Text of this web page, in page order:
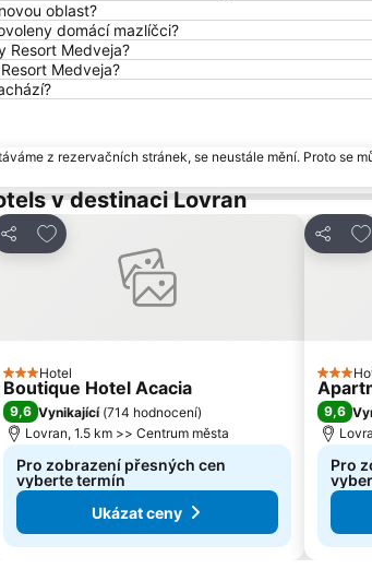
oblast?
domácí mazlíčci?
Resort Medveja?
Medveja?
z rezervačních stránek, se neustále mění. Proto se
v destinaci Lovran
Sdílet
Přidat na seznam oblíbených hotelů
3 Počet hvězdiček
Hotel
Boutique Hotel Acacia
9,6 Vynikající (714 hodnocení)
Lovran, 1.5 km >> Centrum města
Pro zobrazení přesných cen
vyberte termín
Ukázat ceny
Sdílet
3
9,6
Pro